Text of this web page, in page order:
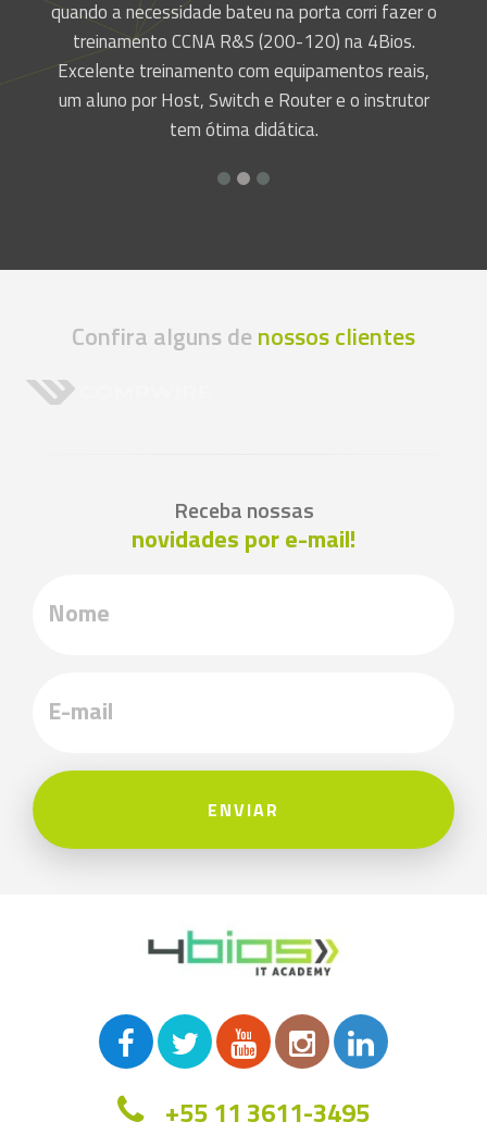
quando a necessidade bateu na porta corri fazer o
treinamento CCNA R&S (200-120) na 4Bios.
Excelente treinamento com equipamentos reais,
um aluno por Host, Switch e Router e o instrutor
tem ótima didática.
Confira alguns de nossos clientes
Receba nossas
novidades por e-mail!
ENVIAR
+55 11 3611-3495